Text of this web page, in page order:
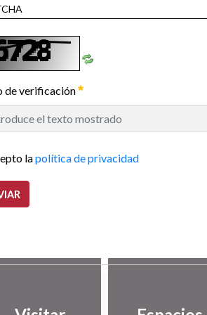
de verificación
lapolítica de privacidad